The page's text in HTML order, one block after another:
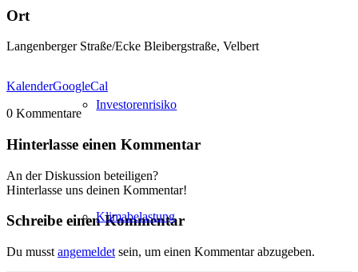
Investorenrisiko
Klimabelastung
Ort
Langenberger Straße/Ecke Bleibergstraße, Velbert
KalenderGoogleCal
0 Kommentare
Hinterlasse einen Kommentar
An der Diskussion beteiligen?
Hinterlasse uns deinen Kommentar!
Schreibe einen Kommentar
Du musst angemeldet sein, um einen Kommentar abzugeben.